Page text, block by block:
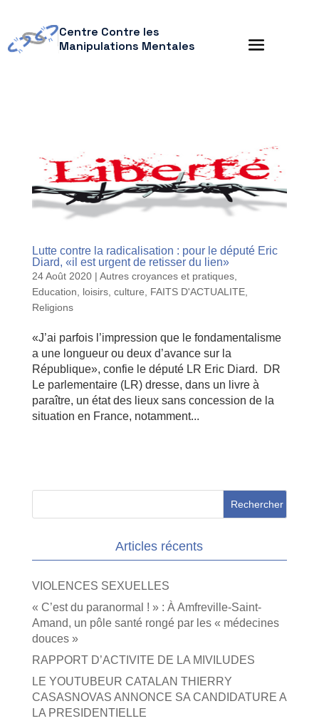
Centre Contre les
Manipulations Mentales
Lutte contre la radicalisation : pour le député Eric
Diard, «il est urgent de retisser du lien»
24 Août 2020| Autres croyances et pratiques,
Education, loisirs, culture
FAITS D'ACTUALITE,
Religions
«J’ai parfois l’impression que le fondamentalisme
a une longueur ou deux d’avance sur la
République», confie le député LR Eric Diard. DR
Le parlementaire (LR) dresse, dans un livre à
paraître, un état des lieux sans concession de la
situation en France, notamment...
Articles récents
VIOLENCES SEXUELLES
« C’est du paranormal ! » : À Amfreville-Saint-
Amand, un pôle santé rongé par les « médecines
douces »
RAPPORT D’ACTIVITE DE LA MIVILUDES
LE YOUTUBEUR CATALAN THIERRY
CASASNOVAS ANNONCE SA CANDIDATURE A
LA PRESIDENTIELLE